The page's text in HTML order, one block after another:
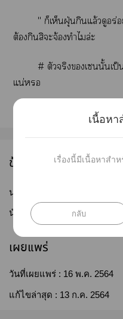
" ก็เห็นฝุ่นกินแล้วดูอร่
ต้องกินสิะจ้องทำไมล่ะ
# ตัวจริงเนั้นเ
แน่
ข้อมูลนักเขียน
นามปากกา :
นักเขียน : BIUE DEER
เผยแพร่
วันที่เผยแพร่ : 16 พ.ค. 2564
แก้ไขล่าสุด : 13 ก.ค. 2564
เนื้อห
เรื่องนี้มีเนื้อหาสำ
กลับ